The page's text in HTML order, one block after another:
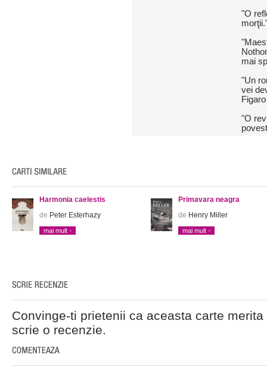
"O
mai
"Un
vei
"O
Harmonia caelestis
de Peter Esterhazy
mai mult
Primavara neagra
de Henry Miller
mai mult
Convinge-ti prietenii ca aceasta carte
scrie o recenzie.